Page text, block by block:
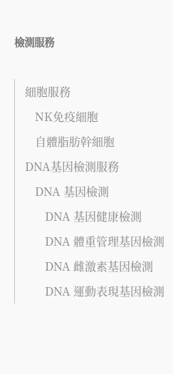
檢測服務
細胞服務
NK免疫細胞
自體脂肪幹細胞
DNA基因檢測服務
DNA 基因檢測
DNA 基因健康檢測
DNA 體重管理基因檢測
DNA 雌激素基因檢測
DNA 運動表現基因檢測